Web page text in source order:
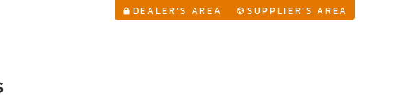
DEALER’S AREA SUPPLIER’S AREA